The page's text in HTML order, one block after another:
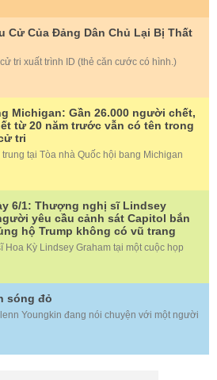
Cử Của Đảng Dân Chủ Lại Bị Thất
tri xuất trình ID (thẻ căn cước có hình.)
Michigan: Gần 26.000 người chết,
từ 20 năm trước vẫn có tên trong
tri
tại Tòa nhà Quốc hội bang Michigan
6/1: Thượng nghị sĩ Lindsey
yêu cầu cảnh sát Capitol bắn
hộ Trump không có vũ trang
Hoa Kỳ Lindsey Graham tại một cuộc họp
sóng đỏ
Youngkin đang nói chuyện với một người